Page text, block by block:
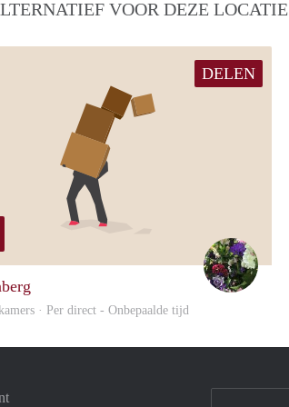
VOOR DEZE LOCATIE
DELEN
· Per direct - Onbepaalde tijd